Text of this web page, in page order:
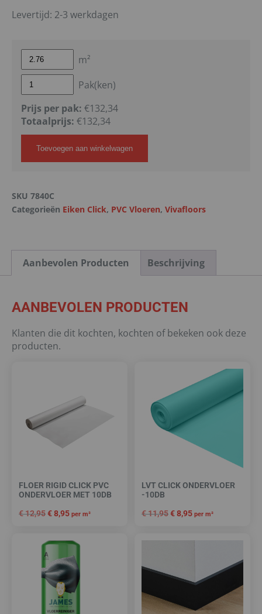
Levertijd: 2-3 werkdagen
m²
Pak(ken)
Prijs per pak: €132,34
Totaalprijs: €132,34
Toevoegen aan winkelwagen
SKU 7840C
Categorieën Eiken Click, PVC Vloeren, Vivafloors
Aanbevolen Producten Beschrijving
AANBEVOLEN PRODUCTEN
Klanten die dit kochten, kochten of bekeken ook deze
producten.
FLOER RIGID CLICK PVC
ONDERVLOER MET 10DB
€12,95€8,95 per m²
LVT CLICK ONDERVLOER
-10DB
€11,95€8,95 per m²